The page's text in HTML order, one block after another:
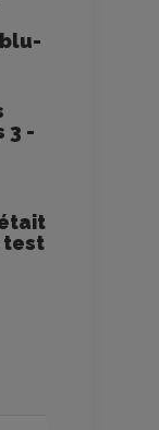
3 -
test